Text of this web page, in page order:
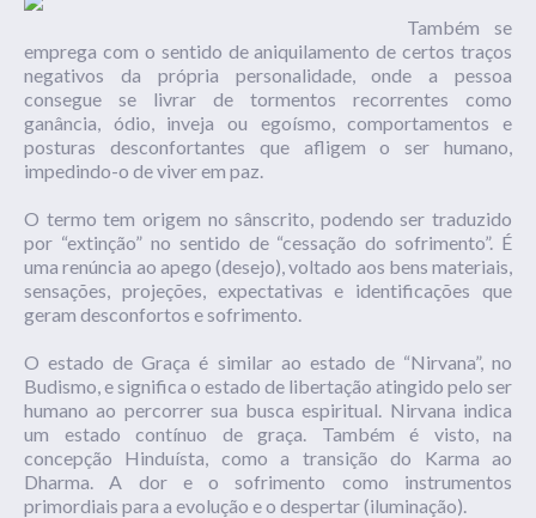
Também se
emprega com o sentido de aniquilamento de certos traços
negativos da própria personalidade, onde a pessoa
consegue se livrar de tormentos recorrentes como
ganância, ódio, inveja ou egoísmo, comportamentos e
posturas desconfortantes que afligem o ser humano,
impedindo-o de viver em paz.
O termo tem origem no sânscrito, podendo ser traduzido
por “extinção” no sentido de “cessação do sofrimento”. É
uma renúncia ao apego (desejo), voltado aos bens materiais,
sensações, projeções, expectativas e identificações que
geram desconfortos e sofrimento.
O estado de Graça é similar ao estado de “Nirvana”, no
Budismo, e significa o estado de libertação atingido pelo ser
humano ao percorrer sua busca espiritual. Nirvana indica
um estado contínuo de graça. Também é visto, na
concepção Hinduísta, como a transição do Karma ao
Dharma. A dor e o sofrimento como instrumentos
primordiais para a evolução e o despertar (iluminação).